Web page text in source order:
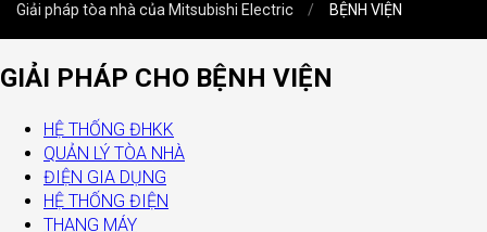
Giải pháp tòa nhà của Mitsubishi Electric BỆNH VIỆN
GIẢI PHÁP CHO BỆNH VIỆN
HỆ THỐNG ĐHKK
QUẢN LÝ TÒA NHÀ
ĐIỆN GIA DỤNG
HỆ THỐNG ĐIỆN
THANG MÁY